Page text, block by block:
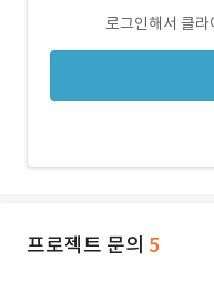
로그인해서 클
프로젝트 문의 5